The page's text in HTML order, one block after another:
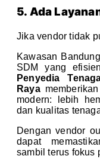
5. Ada
Jika vendor tidak
Kawasan
SDM yang
Penyedia
Raya
modern: lebih
dan kualitas
Dengan vendor
dapat
sambil terus fokus